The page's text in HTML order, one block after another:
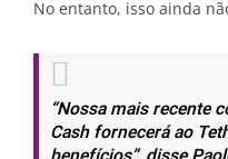
No entanto, isso ainda
“Nossa mais recente
Cash fornecerá ao